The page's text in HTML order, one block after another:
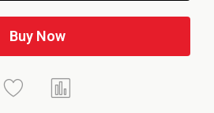
Buy Now